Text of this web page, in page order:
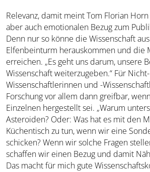
Relevanz, damit meint Tom Florian
aber auch emotionalen Bezug zum
Denn nur so könne die Wissenschaft
Elfenbeinturm herauskommen und die
erreichen. „Es geht uns darum, unsere
Wissenschaft weiterzugeben.“ Für Nicht-
Wissenschaftlerinnen und -
Forschung vor allem dann greifbar,
Einzelnen hergestellt sei. „Warum
Asteroiden? Oder: Was hat es mit den
Küchentisch zu tun, wenn wir eine
schicken? Wenn wir solche Fragen
schaffen wir einen Bezug und damit
Das macht für mich gute